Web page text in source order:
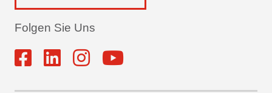
Folgen Sie Uns